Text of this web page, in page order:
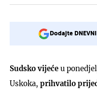
Dodajte
Sudsko vijeće u
Uskoka, prihvatilo